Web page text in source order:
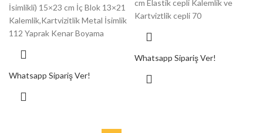
İsimlikli) 15×23 cm İç Blok 13×21
Kalemlik,Kartvizitlik Metal İsimlik
112 Yaprak Kenar Boyama
Whatsapp Sipariş Ver!
cm Elastik cepli Kalemlik ve
Kartviztlik cepli 70
Whatsapp Sipariş Ver!